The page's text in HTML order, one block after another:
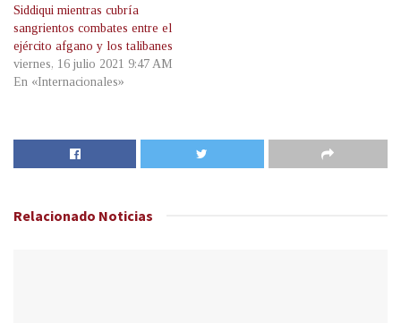
Siddiqui mientras cubría
sangrientos combates entre el
ejército afgano y los talibanes
viernes, 16 julio 2021 9:47 AM
En «Internacionales»
Relacionado Noticias